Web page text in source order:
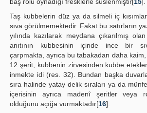
Taş kubbelerin düz ya da silmeli iç
sıva görülmemektedir. Fakat bu satırların
yılında kazılarak meydana çıkarılmış
anıtının kubbesinin içinde ince bir
çarpmakta, ayrıca bu tabakadan daha
12 şerit, kubbenin zirvesinden kubbe
inmekte idi (res. 32). Bundan başka
sıra halinde yatay delik sıraları ya da
içerisinin ayrıca madenî şeritler veya
olduğunu açığa vurmaktadır[16].